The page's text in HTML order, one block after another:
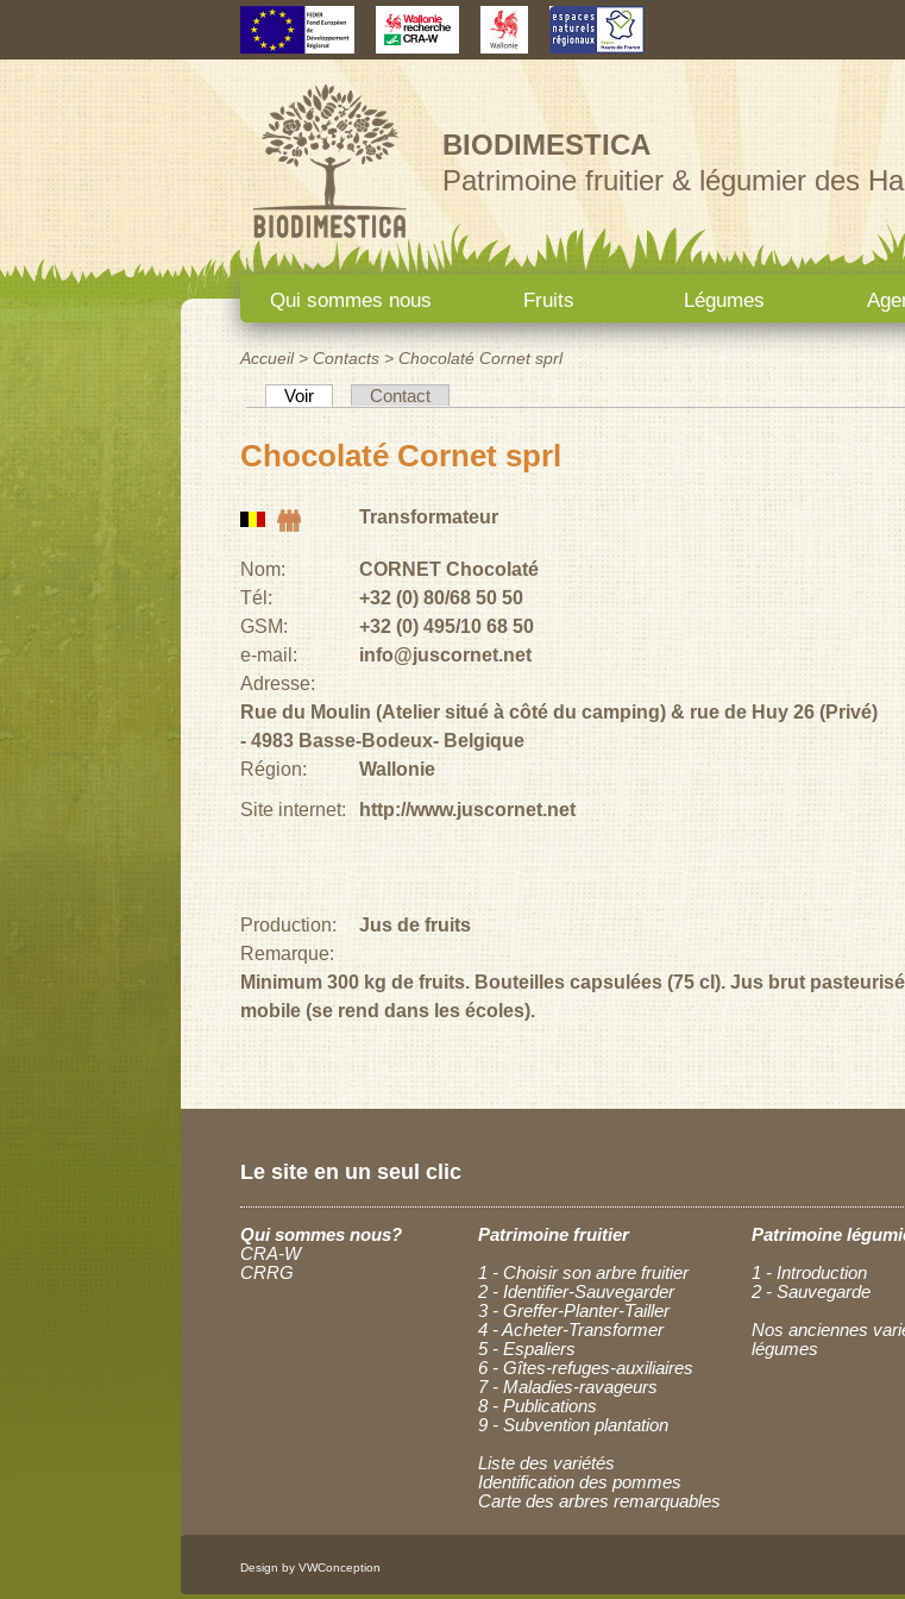
BIODIMESTICA
Patrimoine fruitier & légumier des
Menu principal
Qui sommes nous Fruits Légumes
Vous êtes ici
Accueil > Contacts > Chocolaté Cornet sprl
Onglets principaux
Voir (onglet actif)
Contact
Chocolaté Cornet sprl
Transformateur
Nom:
CORNET Chocolaté
Tél:
+32 (0) 80/68 50 50
GSM:
+32 (0) 495/10 68 50
e-mail:
info@juscornet.net
Adresse:
Rue du Moulin (Atelier situé à côté du camping) & rue de Huy 26 (Privé)
4983 Basse-Bodeux
Belgique
Région:
Wallonie
Site internet:
http://www.juscornet.net
Production:
Jus de fruits
Remarque:
Minimum 300 kg de fruits. Bouteilles capsulées (75 cl). Jus brut
mobile (se rend dans les écoles).
Le site en un seul clic
Qui sommes nous?
CRA-W
CRRG
Patrimoine fruitier
1 - Choisir son arbre fruitier
2 - Identifier-Sauvegarder
3 - Greffer-Planter-Tailler
4 - Acheter-Transformer
5 - Espaliers
6 - Gîtes-refuges-auxiliaires
7 - Maladies-ravageurs
8 - Publications
9 - Subvention plantation
Liste des variétés
Identification des pommes
Carte des arbres remarquables
Patrimoine
1 - Introduction
2 - Sauvegarde
Nos anciennes
légumes
Design by VWConception